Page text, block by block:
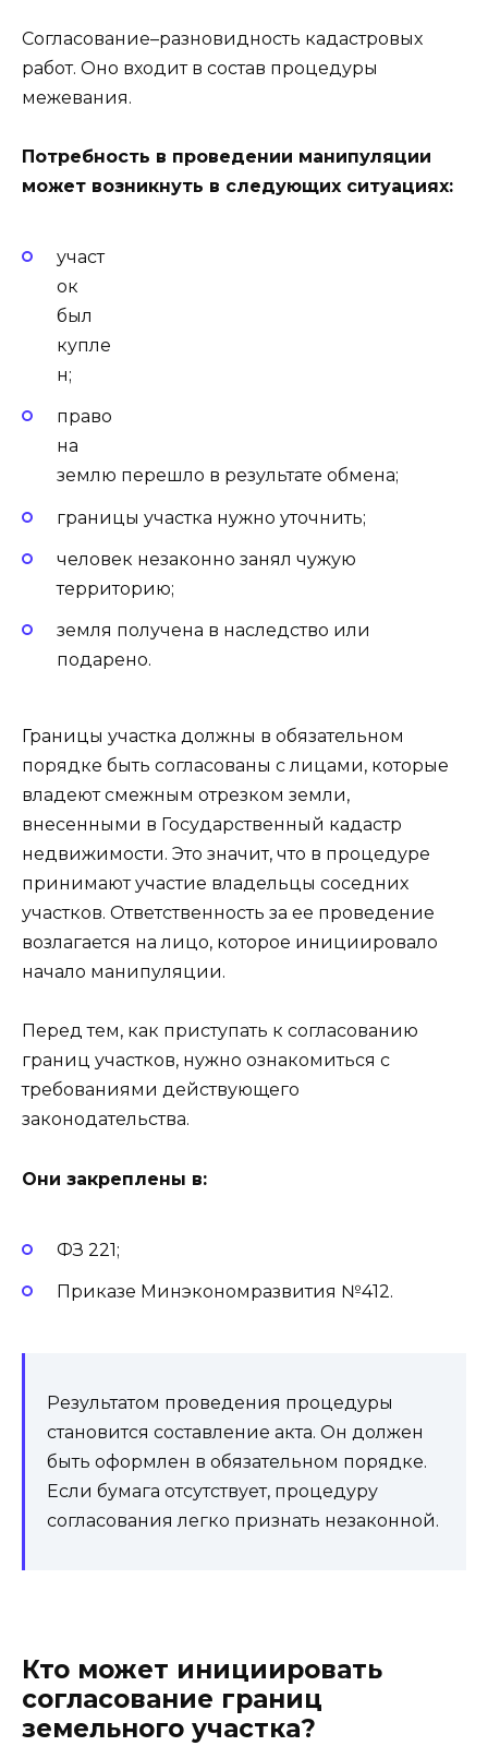
Согласование–разновидность кадастровых
работ. Оно входит в состав процедуры
межевания.
Потребность в проведении манипуляции
может возникнуть в следующих ситуациях:
участ
ок
был
купле
н;
право
на
землю перешло в результате обмена;
границы участка нужно уточнить;
человек незаконно занял чужую
территорию;
земля получена в наследство или
подарено.
Границы участка должны в обязательном
порядке быть согласованы с лицами, которые
владеют смежным отрезком земли,
внесенными в Государственный кадастр
недвижимости. Это значит, что в процедуре
принимают участие владельцы соседних
участков. Ответственность за ее проведение
возлагается на лицо, которое инициировало
начало манипуляции.
Перед тем, как приступать к согласованию
границ участков, нужно ознакомиться с
требованиями действующего
законодательства.
Они закреплены в:
ФЗ 221;
Приказе Минэкономразвития №412.
Результатом проведения процедуры
становится составление акта. Он должен
быть оформлен в обязательном порядке.
Если бумага отсутствует, процедуру
согласования легко признать незаконной.
Кто может инициировать
согласование границ
земельного участка?